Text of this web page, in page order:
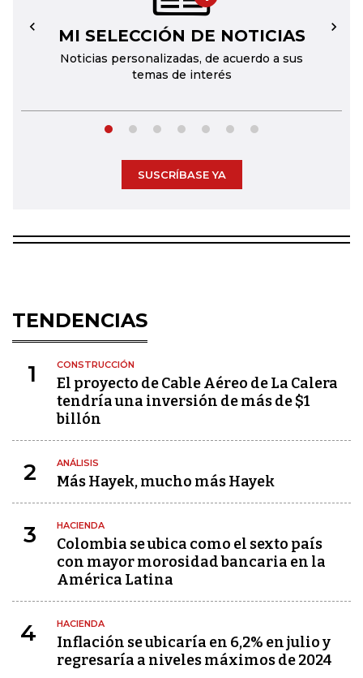
MI SELECCIÓN DE NOTICIAS
Noticias personalizadas, de acuerdo a sus
temas de interés
← →
SUSCRÍBASE YA
TENDENCIAS
1 CONSTRUCCIÓN
El proyecto de Cable Aéreo de La Calera
tendría una inversión de más de $1
billón
2 ANÁLISIS
Más Hayek, mucho más Hayek
3 HACIENDA
Colombia se ubica como el sexto país
con mayor morosidad bancaria en la
América Latina
4 HACIENDA
Inflación se ubicaría en 6,2% en julio y
regresaría a niveles máximos de 2024